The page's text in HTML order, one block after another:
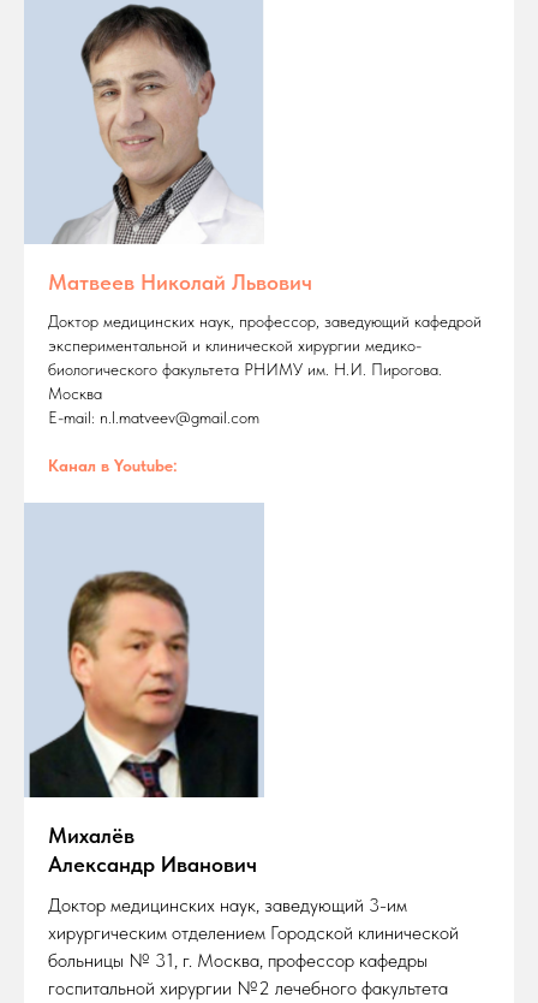
Матвеев Николай Львович
Доктор медицинских наук, профессор, заведующий кафедрой
экспериментальной и клинической хирургии медико-
биологического факультета РНИМУ им. Н.И. Пирогова.
Москва
Е-mail: n.l.matveev@gmail.com
Канал в Youtube:
Михалёв
Александр Иванович
Доктор медицинских наук, заведующий 3-им
хирургическим отделением Городской клинической
больницы № 31, г. Москва, профессор кафедры
госпитальной хирургии №2 лечебного факультета